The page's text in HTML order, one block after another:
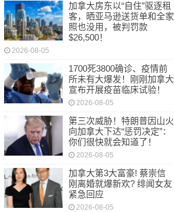
加拿大房东以“自住”驱逐租
客，晒亚马逊送货单和全家
照也没用，被判罚款
$26,500！
2026-08-05
1700死3800确诊、疫情前
所未有大爆发！刚刚加拿大
宣布开展疫苗临床试验！
2026-08-05
第三次威胁！特朗普因山火
向加拿大下达“惩罚决定”：
你们很快就会知道了！
2026-08-05
加拿大第3大富豪! 蔡崇信
刚离婚就爆新欢? 绯闻女友
紧急回应
2026-08-05